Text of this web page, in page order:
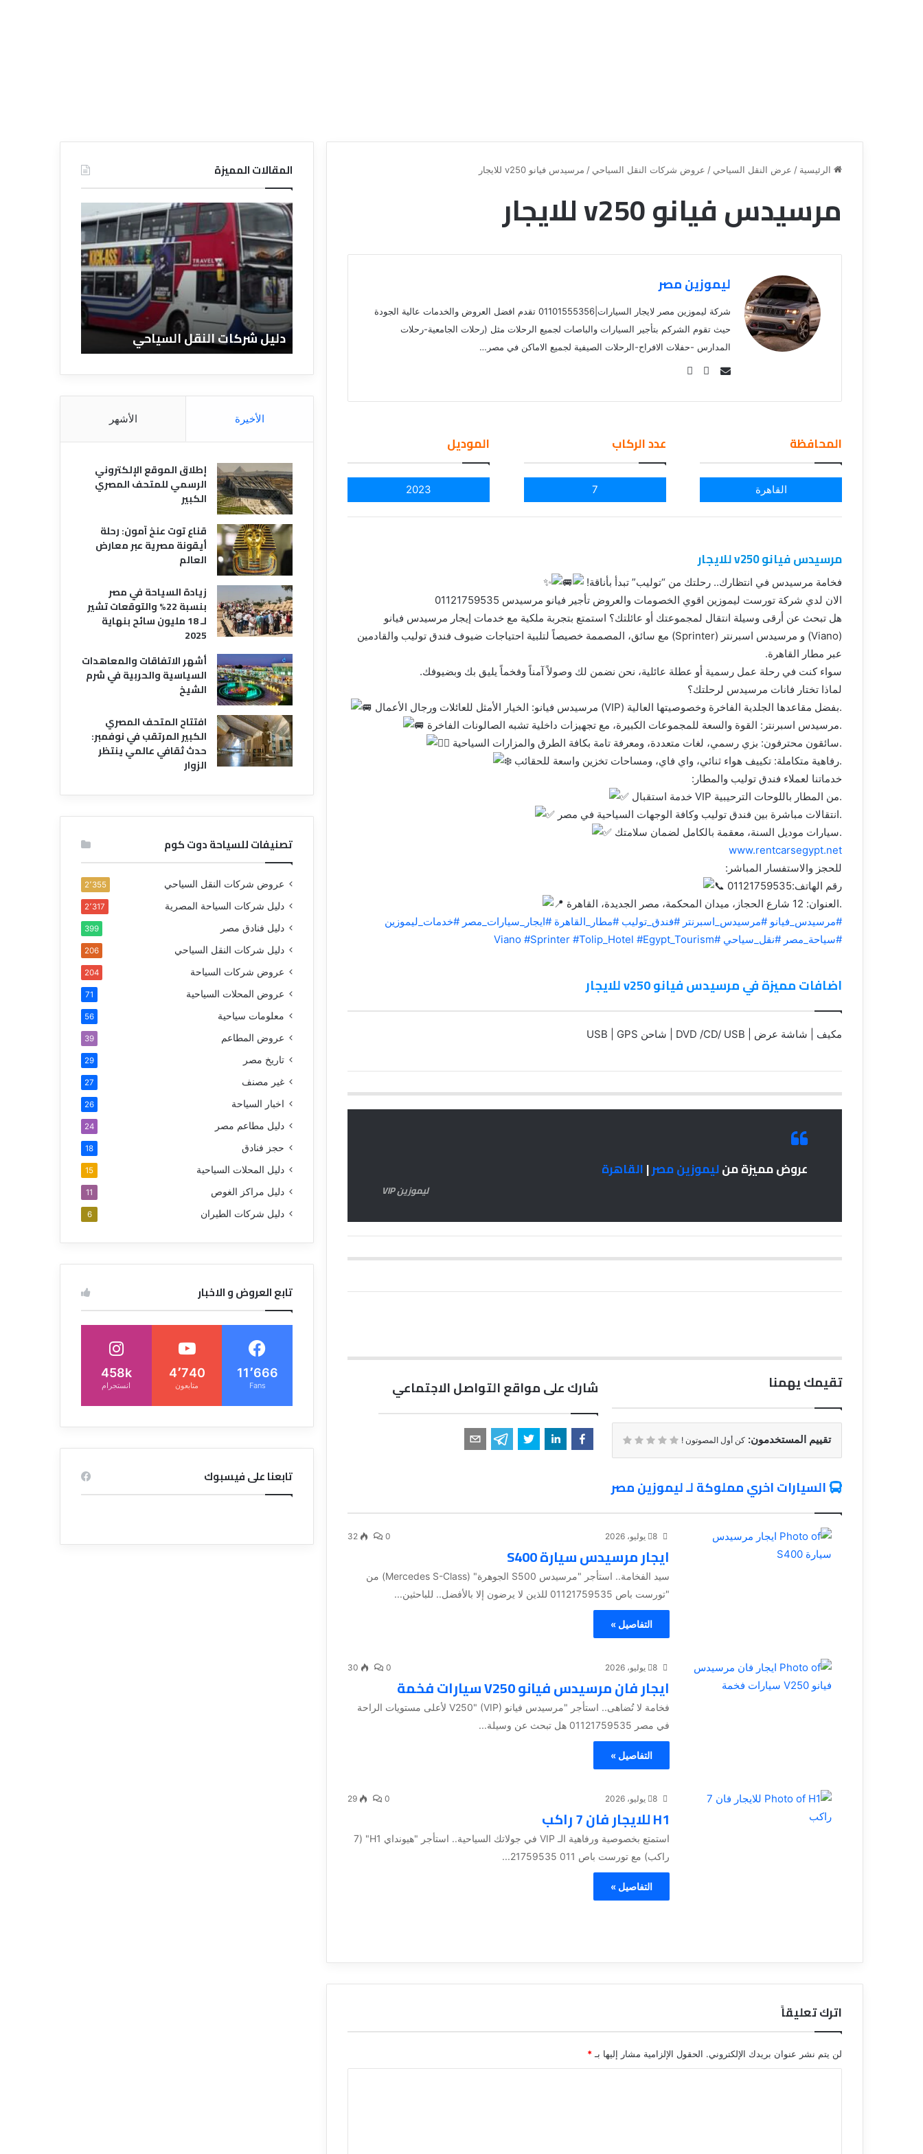
الرئيسية / عرض النقل السياحي / عروض شركات النقل السياحي / مرسيدس فيانو v250 للايجار
مرسيدس فيانو v250 للايجار
ليموزين مصر
شركة ليموزين مصر لايجار السيارات|01101555356 تقدم افضل العروض والخدمات عالية الجودة
حيث تقوم الشركم بتأجير السيارات والباصات لجميع الرحلات مثل (رحلات الجامعية-رحلات
المدارس -حفلات الافراح-الرحلات الصيفية لجميع الاماكن في مصر…
Se
المحافظة
القاهرة
عدد الركاب
7
الموديل
2023
مرسيدس فيانو v250 للايجار
فخامة مرسيدس في انتظارك.. رحلتك من “توليب” تبدأ بأناقة!
الان لدي شركة تورست ليموزين اقوي الخصومات والعروض تأجير فيانو مرسيدس 01121759535
هل تبحث عن أرقى وسيلة انتقال لمجموعتك أو عائلتك؟ استمتع بتجربة ملكية مع خدمات إيجار مرسيدس فيانو
(Viano) و مرسيدس اسبرنتر (Sprinter) مع سائق، المصممة خصيصاً لتلبية احتياجات ضيوف فندق توليب والقادمين
عبر مطار القاهرة.
سواء كنت في رحلة عمل رسمية أو عطلة عائلية، نحن نضمن لك وصولاً آمناً وفخماً يليق بك وبضيوفك.
لماذا تختار فانات مرسيدس لرحلتك؟
مرسيدس فيانو: الخيار الأمثل للعائلات ورجال الأعمال (VIP) بفضل مقاعدها الجلدية الفاخرة وخصوصيتها العالية.
مرسيدس اسبرنتر: القوة والسعة للمجموعات الكبيرة، مع تجهيزات داخلية تشبه الصالونات الفاخرة.
سائقون محترفون: بزي رسمي، لغات متعددة، ومعرفة تامة بكافة الطرق والمزارات السياحية.
رفاهية متكاملة: تكييف هواء ثنائي، واي فاي، ومساحات تخزين واسعة للحقائب.
خدماتنا لعملاء فندق توليب والمطار:
خدمة استقبال VIP من المطار باللوحات الترحيبية.
انتقالات مباشرة بين فندق توليب وكافة الوجهات السياحية في مصر.
سيارات موديل السنة، معقمة بالكامل لضمان سلامتك.
www.rentcarsegypt.net
للحجز والاستفسار المباشر:
رقم الهاتف:01121759535
العنوان: 12 شارع الحجاز، ميدان المحكمة، مصر الجديدة، القاهرة.
#مرسيدس_فيانو #مرسيدس_اسبرنتر #فندق_توليب #مطار_القاهرة #ايجار_سيارات_مصر #خدمات_ليموزين
#سياحة_مصر #نقل_سياحي #Viano
#Sprinter #Tolip_Hotel #Egypt_Tourism
اضافات مميزة في مرسيدس فيانو v250 للايجار
مكيف | شاشة عرض | DVD /CD/ USB | شاحن USB | GPS
عروض مميزة منليموزين مصر|القاهرة
ليموزين VIP
تقيمك يهمنا
تقييم المستخدمون: كن أول المصوتون !
شارك على مواقع التواصل الاجتماعي
السيارات اخري مملوكة لـ ليموزين مصر
8 يوليو، 2026 0
32
ايجار مرسيدس سيارة S400
سيد الفخامة.. استأجر "مرسيدس S500 الجوهرة" (Mercedes S-Class) من
"تورست باص 01121759535 للذين لا يرضون إلا بالأفضل.. للباحثين...
التفاصيل »
8 يوليو، 2026 0
30
ايجار فان مرسيدس فيانو V250 سيارات فخمة
فخامة لا تُضاهى.. استأجر "مرسيدس فيانو V250" (VIP) لأعلى مستويات الراحة
في مصر 01121759535 هل تبحث عن وسيلة...
التفاصيل »
8 يوليو، 2026 0
29
H1 للايجار فان 7 راكب
استمتع بخصوصية ورفاهية الـ VIP في جولاتك السياحية.. استأجر "هيونداي H1" (7
راكب) مع تورست باص 011 21759535...
التفاصيل »
اترك تعليقاً
لن يتم نشر عنوان بريدك الإلكتروني. الحقول الإلزامية مشار إليها بـ*
المقالات المميزة
ق
ن
ة
ل
ي
ة
ف
ا
د
ق
قناة للسياحة دوت كوم – عروض
الفنادق
ر
ض
ا
ت
ل
عروض شركات النقل السياحي
د
ل
ي
ل
ش
ر
ا
ت
ل
ل
س
ح
ي
دليل شركات النقل السياحي
م
ي
الأخيرة الأشهر
إطلاق الموقع الإلكتروني
الرسمي للمتحف المصري
الكبير
قناع توت عنخ آمون: رحلة
أيقونة مصرية عبر معارض
العالم
زيادة السياحة في مصر
بنسبة 22% والتوقعات تشير
لـ 18 مليون سائح بنهاية
2025
أشهر الاتفاقات والمعاهدات
السياسية والحربية في شرم
الشيخ
افتتاح المتحف المصري
الكبير المرتقب في نوفمبر:
حدث ثقافي عالمي ينتظر
الزوار
تصنيفات للسياحة دوت كوم
عروض شركات النقل السياحي 2٬355
دليل شركات السياحة المصرية 2٬317
دليل فنادق مصر 399
دليل شركات النقل السياحي 206
عروض شركات السياحة 204
عروض المحلات السياحية 71
معلومات سياحية 56
عروض المطاعم 39
تاريخ مصر 29
غير مصنف 27
اخبار السياحة 26
دليل مطاعم مصر 24
حجز فنادق 18
دليل المحلات السياحية 15
دليل مراكز الغوص 11
دليل شركات الطيران 6
تابع العروض و الاخبار
11٬666
Fans
4٬740
متابعون
458k
انستجرام
تابعنا على فيسبوك